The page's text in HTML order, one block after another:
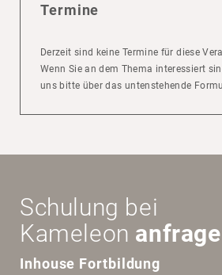
Termine
Derzeit sind keine Termine für diese
Wenn Sie an dem Thema interessiert
uns bitte über das untenstehende
Schu­lung bei
Kame­leon
Inhouse Fortbildung